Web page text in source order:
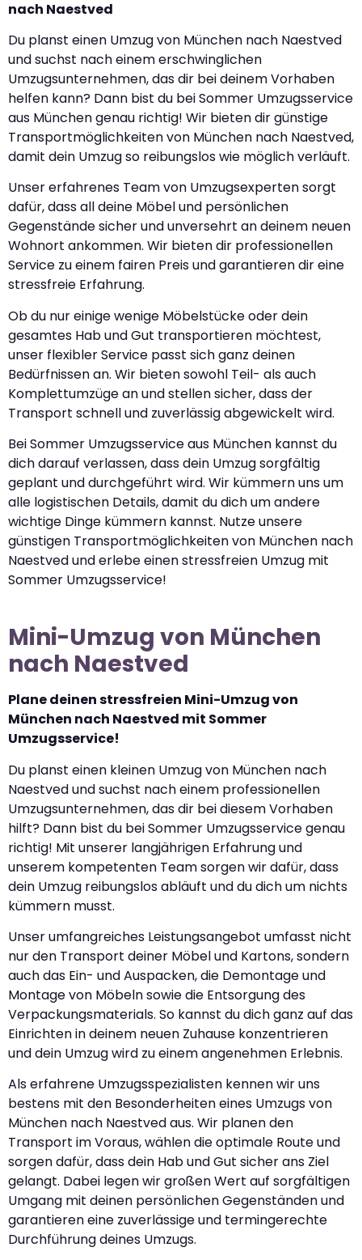
nach Naestved
Du planst einen Umzug von München nach Naestved
und suchst nach einem erschwinglichen
Umzugsunternehmen, das dir bei deinem Vorhaben
helfen kann? Dann bist du bei Sommer Umzugsservice
aus München genau richtig! Wir bieten dir günstige
Transportmöglichkeiten von München nach Naestved,
damit dein Umzug so reibungslos wie möglich verläuft.
Unser erfahrenes Team von Umzugsexperten sorgt
dafür, dass all deine Möbel und persönlichen
Gegenstände sicher und unversehrt an deinem neuen
Wohnort ankommen. Wir bieten dir professionellen
Service zu einem fairen Preis und garantieren dir eine
stressfreie Erfahrung.
Ob du nur einige wenige Möbelstücke oder dein
gesamtes Hab und Gut transportieren möchtest,
unser flexibler Service passt sich ganz deinen
Bedürfnissen an. Wir bieten sowohl Teil- als auch
Komplettumzüge an und stellen sicher, dass der
Transport schnell und zuverlässig abgewickelt wird.
Bei Sommer Umzugsservice aus München kannst du
dich darauf verlassen, dass dein Umzug sorgfältig
geplant und durchgeführt wird. Wir kümmern uns um
alle logistischen Details, damit du dich um andere
wichtige Dinge kümmern kannst. Nutze unsere
günstigen Transportmöglichkeiten von München nach
Naestved und erlebe einen stressfreien Umzug mit
Sommer Umzugsservice!
Mini-Umzug von München
nach Naestved
Plane deinen stressfreien Mini-Umzug von
München nach Naestved mit Sommer
Umzugsservice!
Du planst einen kleinen Umzug von München nach
Naestved und suchst nach einem professionellen
Umzugsunternehmen, das dir bei diesem Vorhaben
hilft? Dann bist du bei Sommer Umzugsservice genau
richtig! Mit unserer langjährigen Erfahrung und
unserem kompetenten Team sorgen wir dafür, dass
dein Umzug reibungslos abläuft und du dich um nichts
kümmern musst.
Unser umfangreiches Leistungsangebot umfasst nicht
nur den Transport deiner Möbel und Kartons, sondern
auch das Ein- und Auspacken, die Demontage und
Montage von Möbeln sowie die Entsorgung des
Verpackungsmaterials. So kannst du dich ganz auf das
Einrichten in deinem neuen Zuhause konzentrieren
und dein Umzug wird zu einem angenehmen Erlebnis.
Als erfahrene Umzugsspezialisten kennen wir uns
bestens mit den Besonderheiten eines Umzugs von
München nach Naestved aus. Wir planen den
Transport im Voraus, wählen die optimale Route und
sorgen dafür, dass dein Hab und Gut sicher ans Ziel
gelangt. Dabei legen wir großen Wert auf sorgfältigen
Umgang mit deinen persönlichen Gegenständen und
garantieren eine zuverlässige und termingerechte
Durchführung deines Umzugs.